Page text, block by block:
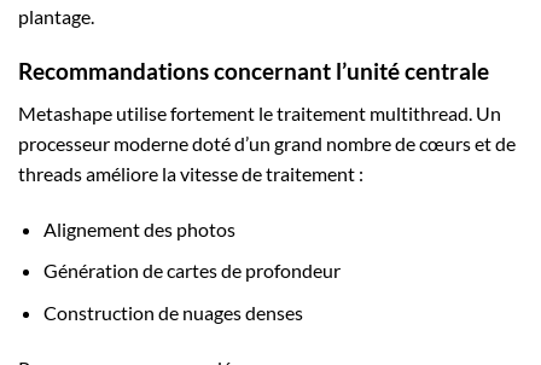
plantage.
Recommandations concernant l’unité centrale
Metashape utilise fortement le traitement multithread. Un
processeur moderne doté d’un grand nombre de cœurs et de
threads améliore la vitesse de traitement :
Alignement des photos
Génération de cartes de profondeur
Construction de nuages denses